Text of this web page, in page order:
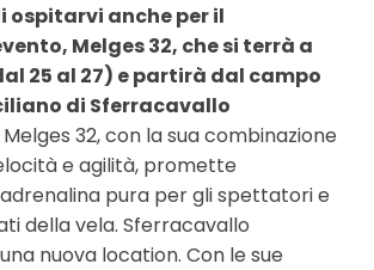
ospitarvi anche per il
Melges 32, che si terrà a
25 al 27) e partirà dal campo
di Sferracavallo
Melges 32, con la sua combinazione
e agilità, promette
pura per gli spettatori e
della vela. Sferracavallo
nuova location. Con le sue